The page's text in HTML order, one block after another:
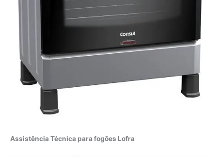
Assistência Técnica para fogões Lofra